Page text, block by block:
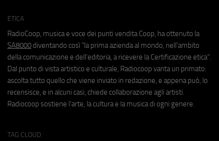
ETICA
RadioCoop, musica e voce dei punti vendita Coop, ha ottenuto la
SA8000 diventando così "la prima azienda al mondo, nell'ambito
della comunicazione e dell'editoria, a ricevere la Certificazione etica".
Dal punto di vista artistico e culturale, Radiocoop vanta un primato:
ascolta tutto quello che viene inviato in redazione, e appena può, lo
recensisce, e in alcuni casi, chiede collaborazione agli artisti.
Radiocoop sostiene l'arte, la cultura e la musica di ogni genere.
TAG CLOUD